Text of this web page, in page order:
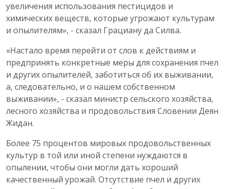
увеличения использования пестицидов и
химических веществ, которые угрожают культурам
и опылителям», - сказал Грациану да Силва.
«Настало время перейти от слов к действиям и
предпринять конкретные меры для сохранения пчел
и других опылителей, заботиться об их выживании,
а, следовательно, и о нашем собственном
выживании», - сказал министр сельского хозяйства,
лесного хозяйства и продовольствия Словении Деян
Жидан.
Более 75 процентов мировых продовольственных
культур в той или иной степени нуждаются в
опылении, чтобы они могли дать хороший
качественный урожай. Отсутствие пчел и других